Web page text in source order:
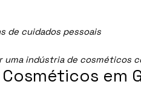
de cuidados pessoais
uma indústria de cosméticos
em